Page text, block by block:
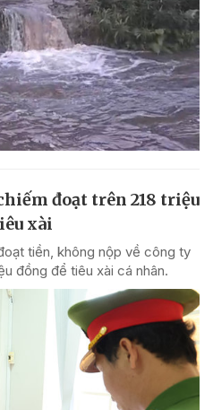
đoạt trên 218 triệu
xài
tiền, không nộp về công ty
đồng để tiêu xài cá nhân.